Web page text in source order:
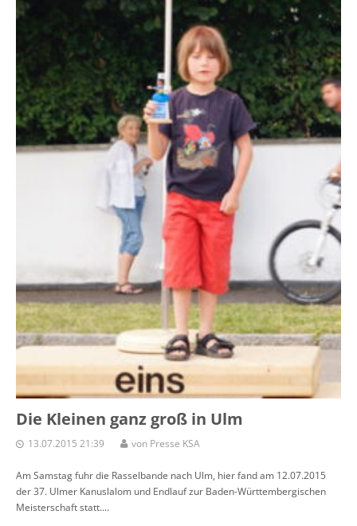
Die Kleinen ganz groß in Ulm
13.07.2015 21:39 von Presse KSA
Am Samstag fuhr die Rasselbande nach Ulm, hier fand am 12.07.2015
der 37. Ulmer Kanuslalom und Endlauf zur Baden-Württembergischen
Meisterschaft statt....